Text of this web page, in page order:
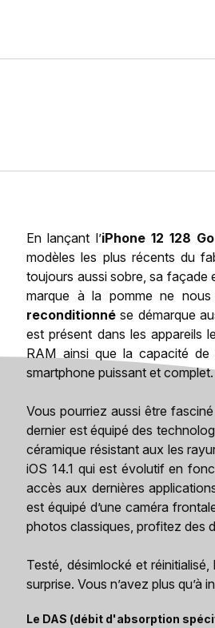
En lançant l’iPhone 12 128
modèles les plus récents du
toujours aussi sobre, sa façade
marque à la pomme ne
reconditionné se démarque
est présent dans les appareils
RAM ainsi que la capacité
smartphone puissant et complet.
Vous pourriez aussi être
dernier est équipé des
céramique résistant aux les
iOS 14.1 qui est évolutif en
accès aux dernières
est équipé d’une caméra
photos classiques, profitez des
Testé, désimlocké et réinitialisé,
surprise. Vous n’avez plus qu’à
Le DAS (débit d'absorption